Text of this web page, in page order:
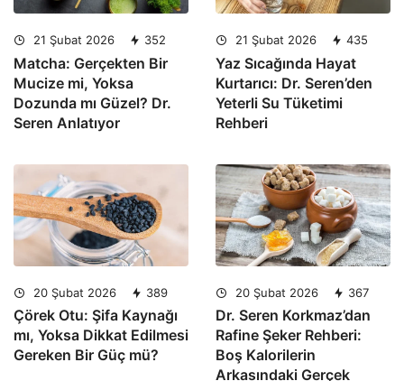
21 Şubat 2026 352
Matcha: Gerçekten Bir
Mucize mi, Yoksa
Dozunda mı Güzel? Dr.
Seren Anlatıyor
21 Şubat 2026 435
Yaz Sıcağında Hayat
Kurtarıcı: Dr. Seren’den
Yeterli Su Tüketimi
Rehberi
20 Şubat 2026 389
Çörek Otu: Şifa Kaynağı
mı, Yoksa Dikkat Edilmesi
Gereken Bir Güç mü?
20 Şubat 2026 367
Dr. Seren Korkmaz’dan
Rafine Şeker Rehberi:
Boş Kalorilerin
Arkasındaki Gerçek